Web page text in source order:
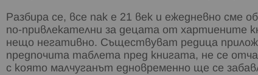
Разбира се, все пак е 21 век и ежедневно сме
по-привлекателни за децата от хартиените
нещо негативно. Съществуват редица
предпочита таблета пред книгата, не се
с която малчуганът едновременно ще се